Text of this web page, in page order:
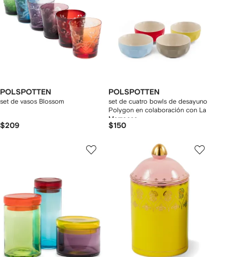
POLSPOTTEN
set de vasos Blossom
$209
POLSPOTTEN
set de cuatro bowls de desayuno
Polygon en colaboración con La
Marzocco
$150